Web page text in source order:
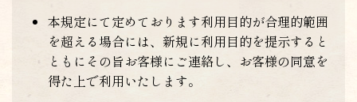
本規定にて定めております利用目的が合理的範囲
を超える場合には、新規に利用目的を提示すると
ともにその旨お客様にご連絡し、お客様の同意を
得た上で利用いたします。